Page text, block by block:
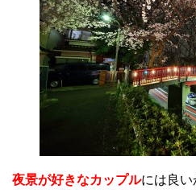
夜景が好きなカップルには良い